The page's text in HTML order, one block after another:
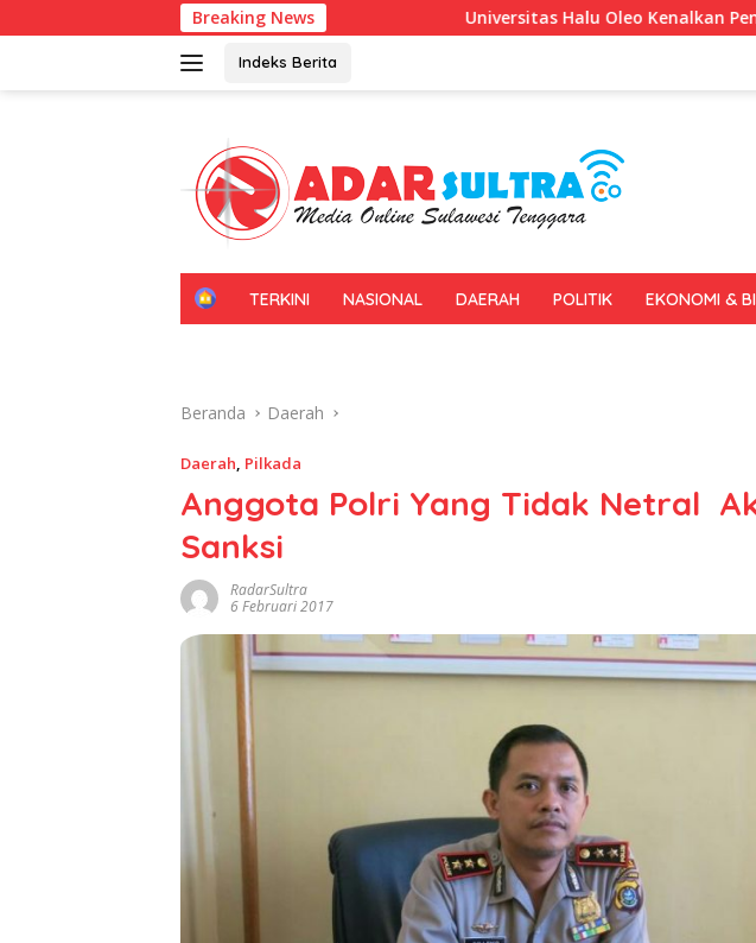
ke
Breaking News
Universitas Halu Oleo Kenalkan Pembelajaran Bahasa
Indeks Berita
H
TERKINI NASIONAL DAERAH POLITIK EKONOMI &
Beranda Daerah
Daerah Pilkada
Anggota Polri Yang Tidak Netral
Sanksi
RadarSultra
6 Februari 2017